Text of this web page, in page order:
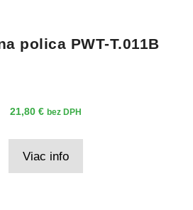
polica PWT-T.011B
21,80 € bez DPH
Viac info